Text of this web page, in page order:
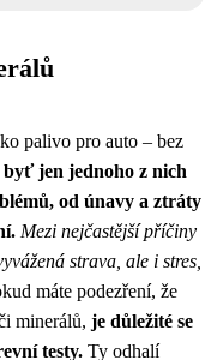
palivo pro auto – bez
byť jen jednoho z nich
od únavy a ztráty
Mezi nejčastější příčiny
strava, ale i stres,
máte podezření, že
minerálů, je důležité se
testy. Ty odhalí